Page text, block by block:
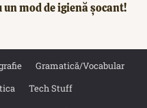
mod de igienă șocant!
Gramatică/Vocabular
Tech Stuff